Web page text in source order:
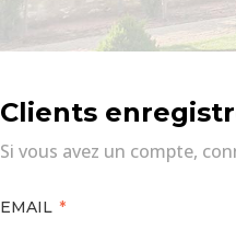
Clients
Si vous avez un compte,
EMAIL